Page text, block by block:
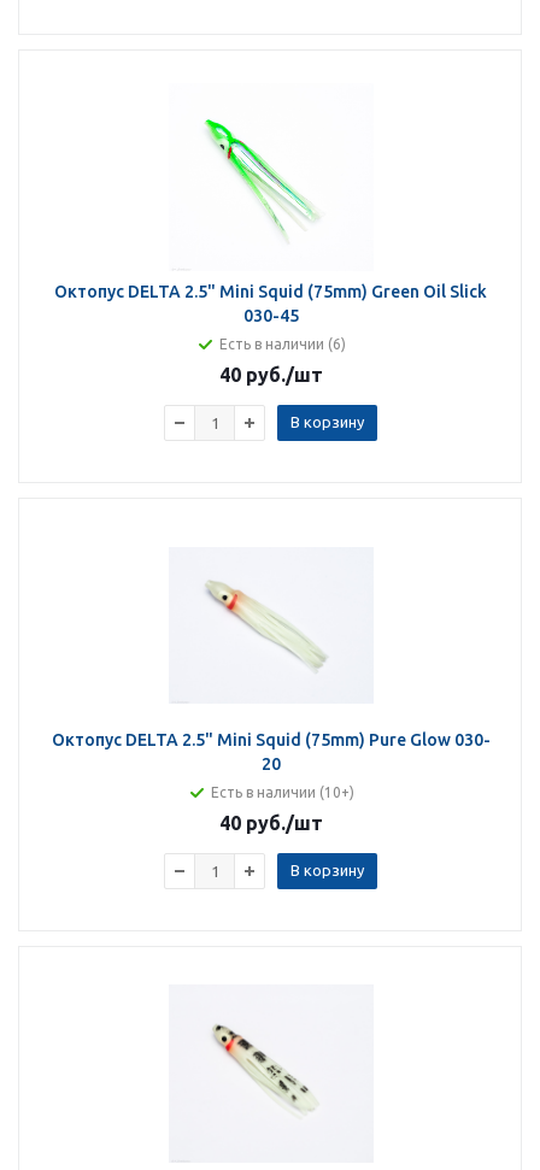
Октопус DELTA 2.5" Mini Squid (75mm) Green Oil Slick
030-45
Есть в наличии (6)
40 руб./шт
В корзину
Октопус DELTA 2.5" Mini Squid (75mm) Pure Glow 030-
20
Есть в наличии (10+)
40 руб./шт
В корзину